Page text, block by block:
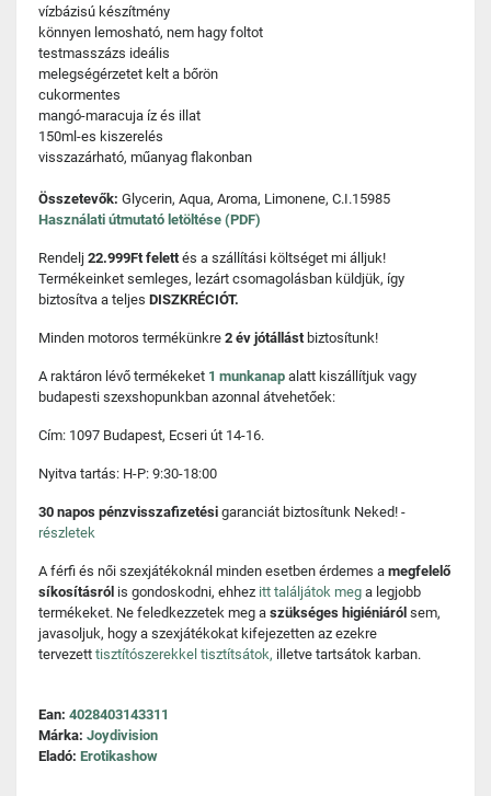
vízbázisú készítmény
könnyen lemosható, nem hagy foltot
testmasszázs ideális
melegségérzetet kelt a bőrön
cukormentes
mangó-maracuja íz és illat
150ml-es kiszerelés
visszazárható, műanyag flakonban
Összetevők: Glycerin, Aqua, Aroma, Limonene, C.I.15985
Használati útmutató letöltése (PDF)
Rendelj 22.999Ft felettés a szállítási költséget mi álljuk!
Termékeinket semleges, lezárt csomagolásban küldjük, így
biztosítva a teljes DISZKRÉCIÓT.
Minden motoros termékünkre 2 év jótállást biztosítunk!
A raktáron lévő termékeket 1 munkanap alatt kiszállítjuk vagy
budapesti szexshopunkban azonnal átvehetőek:
Cím: 1097 Budapest, Ecseri út 14-16.
Nyitva tartás: H-P: 9:30-18:00
30 napos pénzvisszafizetési garanciát biztosítunk Neked! -
részletek
A férfi és női szexjátékoknál minden esetben érdemes a megfelelő
síkosításról is gondoskodni, ehhez itt találjátok meg a legjobb
termékeket. Ne feledkezzetek meg a szükséges higiéniáról sem,
javasoljuk, hogy a szexjátékokat kifejezetten az ezekre
tervezett tisztítószerekkel tisztítsátok, illetve tartsátok karban.
Ean: 4028403143311
Márka: Joydivision
Eladó: Erotikashow